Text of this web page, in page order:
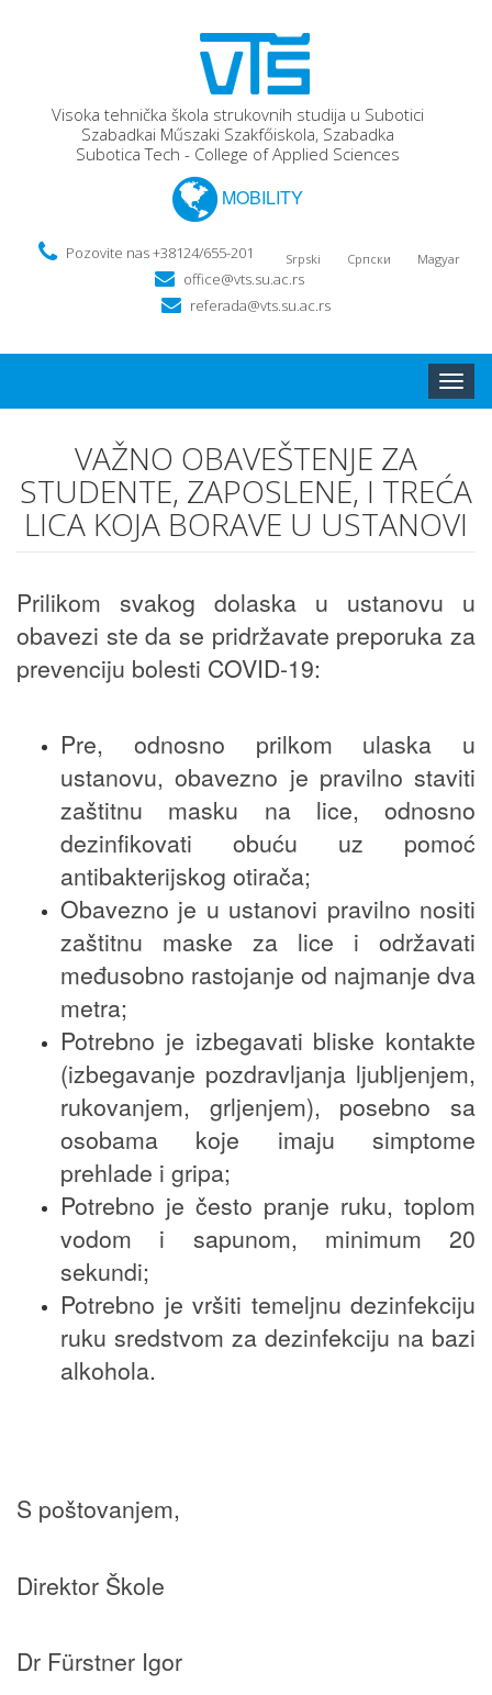
Visoka tehnička škola strukovnih studija u Subotici
Szabadkai Műszaki Szakfőiskola, Szabadka
Subotica Tech - College of Applied Sciences
MOBILITY
Srpski Српски Magyar
Pozovite nas +38124/655-201
office@vts.su.ac.rs
referada@vts.su.ac.rs
Toggle
VAŽNO OBAVEŠTENJE ZA
STUDENTE, ZAPOSLENE, I TREĆA
LICA KOJA BORAVE U USTANOVI
Prilikom svakog dolaska u ustanovu u
obavezi ste da se pridržavate preporuka za
prevenciju bolesti COVID-19:
Pre, odnosno prilkom ulaska u
ustanovu, obavezno je pravilno staviti
zaštitnu masku na lice, odnosno
dezinfikovati obuću uz pomoć
antibakterijskog otirača;
Obavezno je u ustanovi pravilno nositi
zaštitnu maske za lice i održavati
međusobno rastojanje od najmanje dva
metra;
Potrebno je izbegavati bliske kontakte
(izbegavanje pozdravljanja ljubljenjem,
rukovanjem, grljenjem), posebno sa
osobama koje imaju simptome
prehlade i gripa;
Potrebno je često pranje ruku, toplom
vodom i sapunom, minimum 20
sekundi;
Potrebno je vršiti temeljnu dezinfekciju
ruku sredstvom za dezinfekciju na bazi
alkohola.
S poštovanjem,
Direktor Škole
Dr Fürstner Igor